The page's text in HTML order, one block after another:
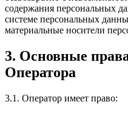
содержания персональных
системе персональных
материальные носители
3. Основные
Оператора
3.1. Оператор имеет право: